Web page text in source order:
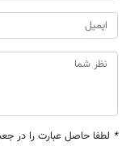
* لطفا حاصل عبارت را در